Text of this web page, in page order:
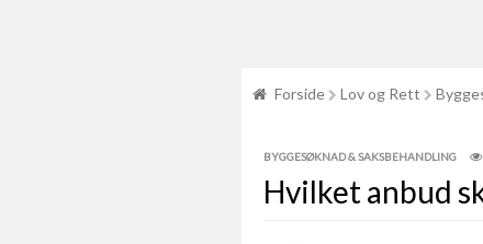
Forside Lov og Rett
BYGGESØKNAD & SAKSBEHANDLING
Hvilket anbud